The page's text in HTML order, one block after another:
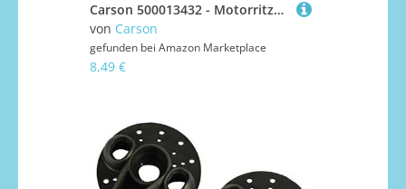
Carson 500013432 - Motorritzel, 24 Zähne, M 0.6 Stahl
von Carson
gefunden bei Amazon Marketplace
8,49 €